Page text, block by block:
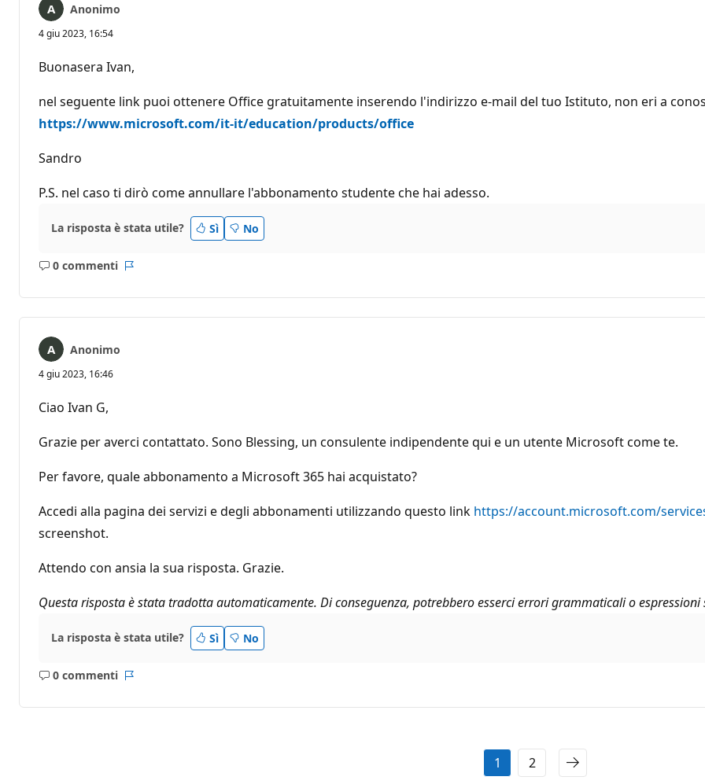
Anonimo
4 giu 2023, 16:54
Buonasera Ivan,
nel seguente link puoi ottenere Office gratuitamente inserendo l'indirizzo e-mail del tuo Istituto, non eri a
https://www.microsoft.com/it-it/education/products/office
Sandro
P.S. nel caso ti dirò come annullare l'abbonamento studente che hai adesso.
La risposta è stata utile? Sì No
0 commenti
Nessun
Anonimo
4 giu 2023, 16:46
Ciao Ivan G,
Grazie per averci contattato. Sono Blessing, un consulente indipendente qui e un utente Microsoft come te.
Per favore, quale abbonamento a Microsoft 365 hai acquistato?
Accedi alla pagina dei servizi e degli abbonamenti utilizzando questo link https://account.microsoft.com/
screenshot.
Attendo con ansia la sua risposta. Grazie.
Questa risposta è stata tradotta automaticamente. Di conseguenza, potrebbero esserci errori grammaticali o espressioni
La risposta è stata utile? Sì No
0 commenti
Nessun
1 2